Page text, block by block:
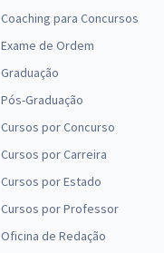
Coaching para Concursos
Exame de Ordem
Graduação
Pós-Graduação
Cursos por Concurso
Cursos por Carreira
Cursos por Estado
Cursos por Professor
Oficina de Redação